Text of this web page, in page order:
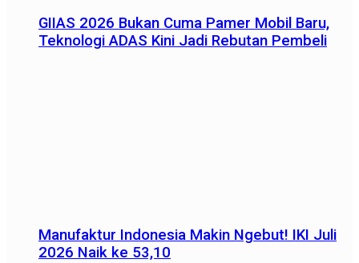
GIIAS 2026 Bukan Cuma Pamer Mobil Baru,
Teknologi ADAS Kini Jadi Rebutan Pembeli
Manufaktur Indonesia Makin Ngebut! IKI Juli
2026 Naik ke 53,10